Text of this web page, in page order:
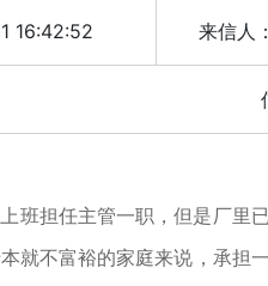
16:42:52 来信人：
班担任主管一职，但是厂里
就不富裕的家庭来说，承